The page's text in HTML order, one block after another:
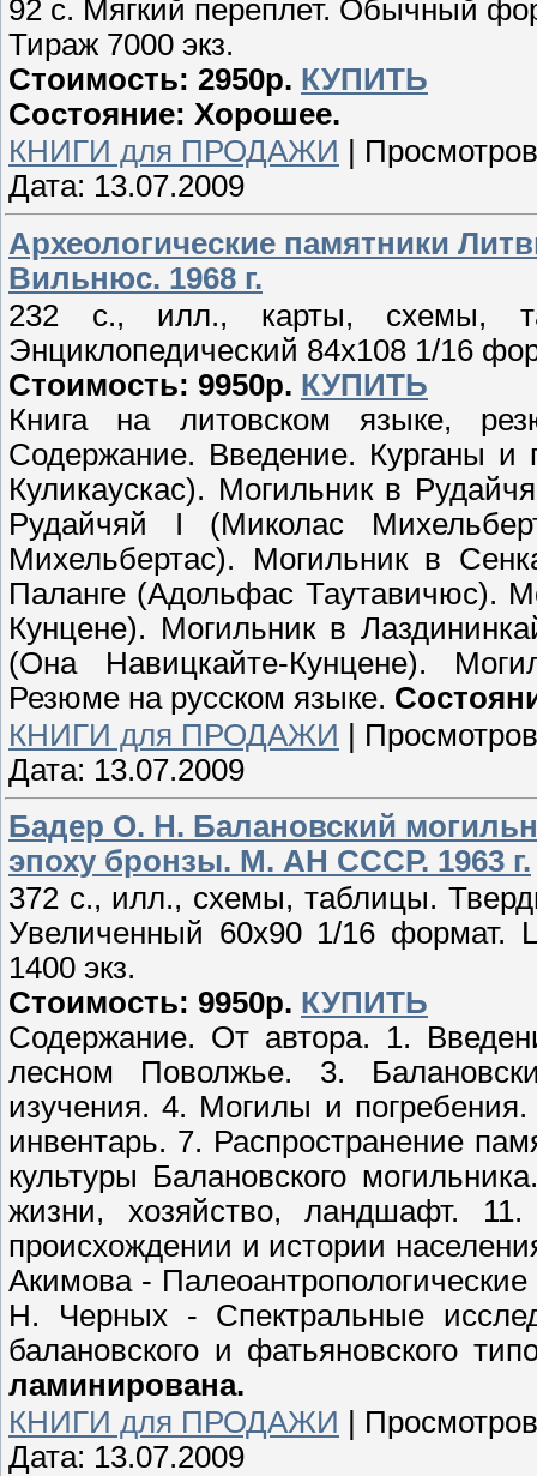
92 с. Мягкий переплет. Обычный
Тираж 7000 экз.
Стоимость: 2950р. КУПИТЬ
Состояние: Хорошее.
КНИГИ для ПРОДАЖИ
Дата: 13.07.2009
Археологические памятники
Вильнюс. 1968 г.
232 с., илл., карты, схемы,
Энциклопедический 84х108 1/16
Стоимость: 9950р. КУПИТЬ
Книга на литовском языке,
Содержание. Введение. Курганы и
Куликаускас). Могильник в
Рудайчяй I (Миколас
Михельбертас). Могильник в
Паланге (Адольфас Таутавичюс).
Кунцене). Могильник в
(Она Навицкайте-Кунцене).
Резюме на русском языке.
КНИГИ для ПРОДАЖИ |
Дата: 13.07.2009
Бадер О. Н. Балановский
эпоху бронзы. М. АН СССР. 1963 г.
372 с., илл., схемы, таблицы.
Увеличенный 60х90 1/16 формат.
1400 экз.
Стоимость: 9950р. КУПИТЬ
Содержание. От автора. 1.
лесном Поволжье. 3.
изучения. 4. Могилы и
инвентарь. 7. Распространение
культуры Балановского
жизни, хозяйство, ландшафт.
происхождении и истории
Акимова -
Н. Черных - Спектральные
балановского и фатьяновского
ламинирована.
КНИГИ для ПРОДАЖИ
Дата: 13.07.2009